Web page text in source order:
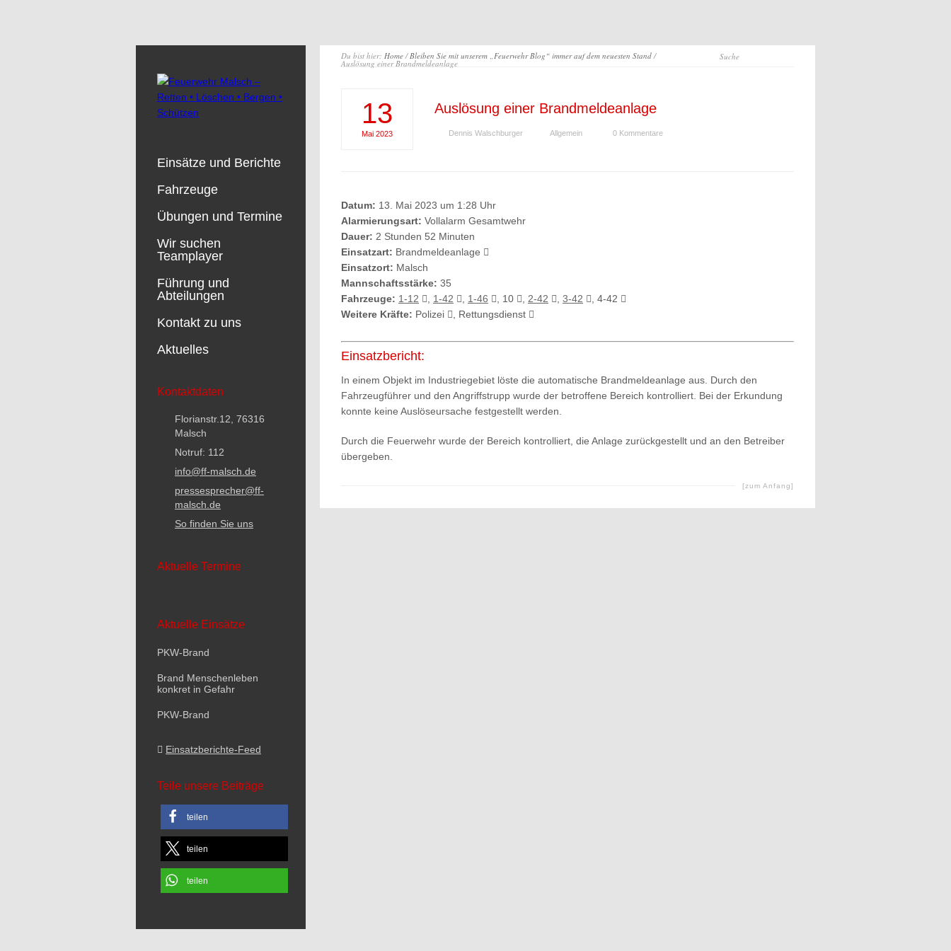
Du bist hier: Home/Bleiben Sie mit unserem „Feuerwehr Blog“ immer auf dem neuesten Stand/
Auslösung einer Brandmeldeanlage
13
Mai 2023
Auslösung einer Brandmeldeanlage
Dennis Walschburger Allgemein 0 Kommentare
Datum: 13. Mai 2023 um 1:28 Uhr
Alarmierungsart: Vollalarm Gesamtwehr
Dauer: 2 Stunden 52 Minuten
Einsatzart: Brandmeldeanlage
Einsatzort: Malsch
Mannschaftsstärke: 35
Fahrzeuge: 1-12 1-42 1-46 , 10 2-42 3-42
, 4-42
Weitere Kräfte: Polizei , Rettungsdienst
Einsatzbericht:
In einem Objekt im Industriegebiet löste die automatische Brandmeldeanlage aus. Durch den
Fahrzeugführer und den Angriffstrupp wurde der betroffene Bereich kontrolliert. Bei der Erkundung
konnte keine Auslöseursache festgestellt werden.
Durch die Feuerwehr wurde der Bereich kontrolliert, die Anlage zurückgestellt und an den Betreiber
übergeben.
[zum Anfang]
Einsätze und Berichte
Fahrzeuge
Übungen und Termine
Wir suchen
Teamplayer
Führung und
Abteilungen
Kontakt zu uns
Aktuelles
Kontaktdaten
Florianstr.12, 76316
Malsch
Notruf: 112
info@ff-malsch.de
pressesprecher@ff-
malsch.de
So finden Sie uns
Aktuelle Termine
Aktuelle Einsätze
PKW-Brand
Brand Menschenleben
konkret in Gefahr
PKW-Brand
Einsatzberichte-Feed
Teile unsere Beiträge
teilen
teilen
teilen